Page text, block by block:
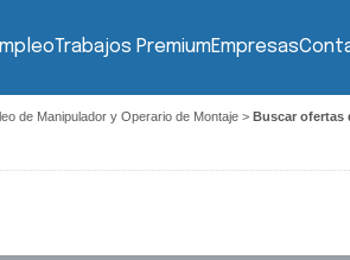
Trabajos PremiumEmpresas
de Manipulador y Operario de Montaje > Buscar ofertas